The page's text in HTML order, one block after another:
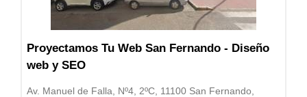
Proyectamos Tu Web San Fernando - Diseño
web y SEO
Av. Manuel de Falla, Nº4, 2ºC, 11100 San Fernando,